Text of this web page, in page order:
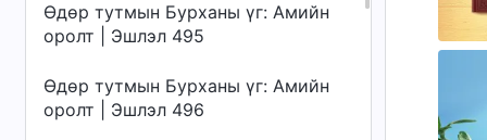
Өдөр тутмын Бурханы үг: Амийн
оролт | Эшлэл 495
Өдөр тутмын Бурханы үг: Амийн
оролт | Эшлэл 496